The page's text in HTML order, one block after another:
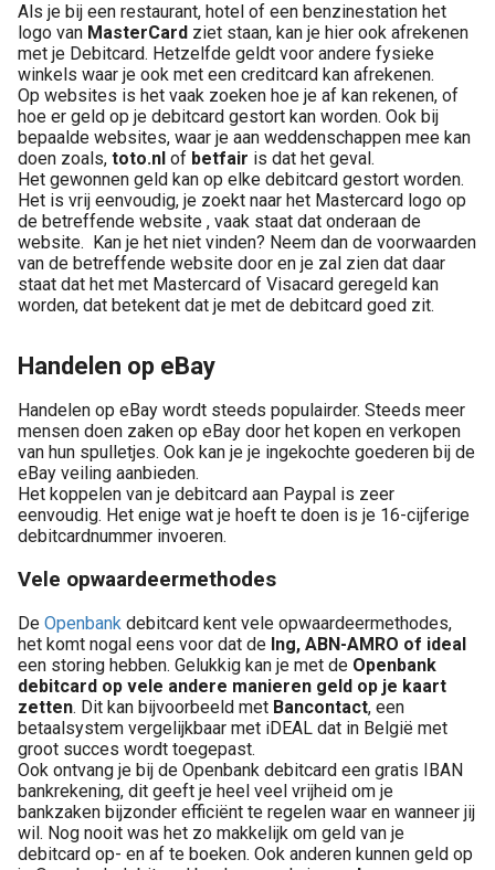
Als je bij een restaurant, hotel of een benzinestation het
logo van MasterCard ziet staan, kan je hier ook afrekenen
met je Debitcard. Hetzelfde geldt voor andere fysieke
winkels waar je ook met een creditcard kan afrekenen.
Op websites is het vaak zoeken hoe je af kan rekenen, of
hoe er geld op je debitcard gestort kan worden. Ook bij
bepaalde websites, waar je aan weddenschappen mee kan
doen zoals, toto.nl of betfair is dat het geval.
Het gewonnen geld kan op elke debitcard gestort worden.
Het is vrij eenvoudig, je zoekt naar het Mastercard logo op
de betreffende website , vaak staat dat onderaan de
website. Kan je het niet vinden? Neem dan de voorwaarden
van de betreffende website door en je zal zien dat daar
staat dat het met Mastercard of Visacard geregeld kan
worden, dat betekent dat je met de debitcard goed zit.
Handelen op eBay
Handelen op eBay wordt steeds populairder. Steeds meer
mensen doen zaken op eBay door het kopen en verkopen
van hun spulletjes. Ook kan je je ingekochte goederen bij de
eBay veiling aanbieden.
Het koppelen van je debitcard aan Paypal is zeer
eenvoudig. Het enige wat je hoeft te doen is je 16-cijferige
debitcardnummer invoeren.
Vele opwaardeermethodes
De Openbank debitcard kent vele opwaardeermethodes,
het komt nogal eens voor dat de Ing, ABN-AMRO of ideal
een storing hebben. Gelukkig kan je met de Openbank
debitcard op vele andere manieren geld op je kaart
zetten. Dit kan bijvoorbeeld met Bancontact, een
betaalsystem vergelijkbaar met iDEAL dat in België met
groot succes wordt toegepast.
Ook ontvang je bij de Openbank debitcard een gratis IBAN
bankrekening, dit geeft je heel veel vrijheid om je
bankzaken bijzonder efficiënt te regelen waar en wanneer jij
wil. Nog nooit was het zo makkelijk om geld van je
debitcard op- en af te boeken. Ook anderen kunnen geld op